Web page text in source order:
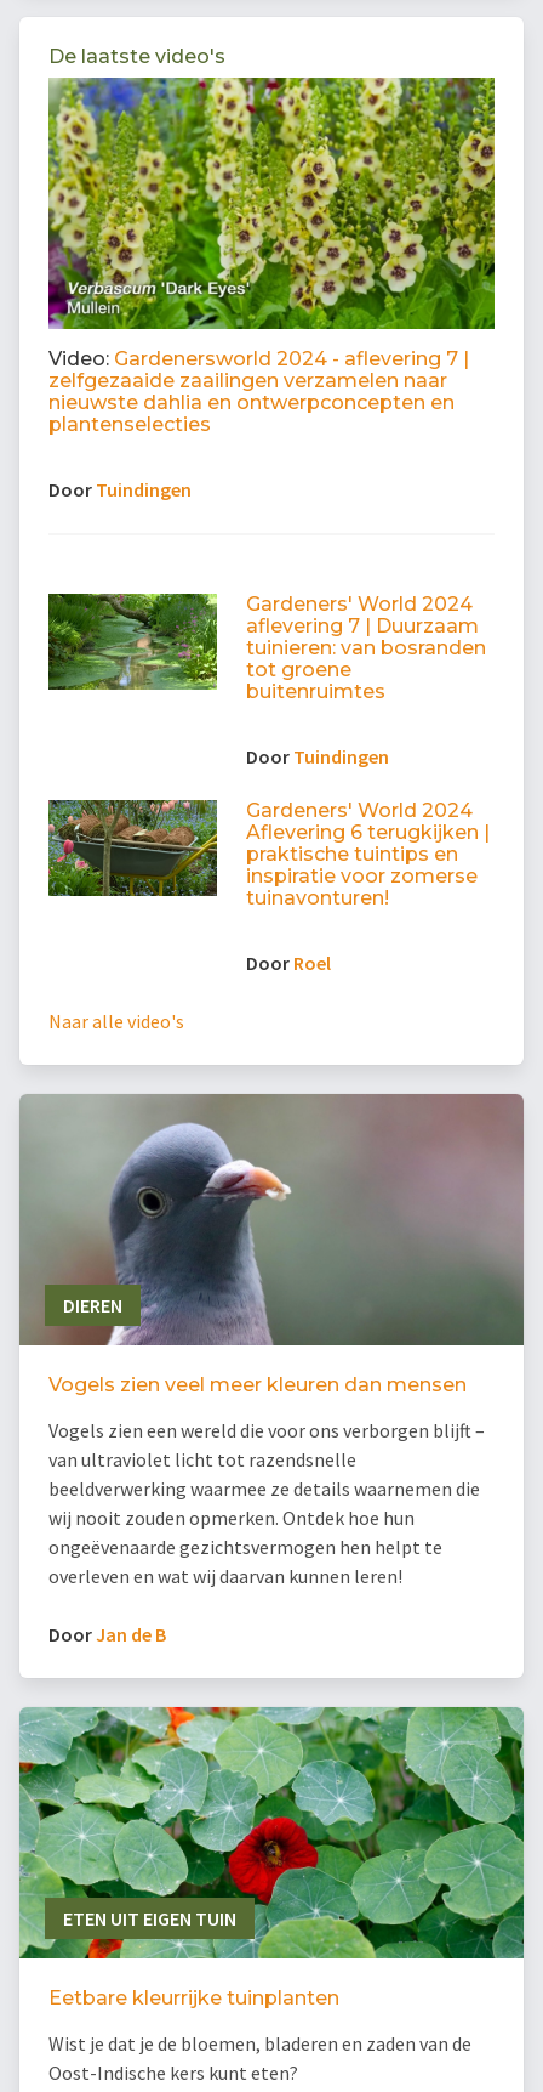
De laatste video's
Video: Gardenersworld 2024 - aflevering 7 |
zelfgezaaide zaailingen verzamelen naar
nieuwste dahlia en ontwerpconcepten en
plantenselecties
Door Tuindingen
Gardeners' World 2024
aflevering 7 | Duurzaam
tuinieren: van bosranden
tot groene
buitenruimtes
Door Tuindingen
Gardeners' World 2024
Aflevering 6 terugkijken |
praktische tuintips en
inspiratie voor zomerse
tuinavonturen!
Door Roel
Naar alle video's
DIEREN
Vogels zien veel meer kleuren dan mensen
Vogels zien een wereld die voor ons verborgen blijft –
van ultraviolet licht tot razendsnelle
beeldverwerking waarmee ze details waarnemen die
wij nooit zouden opmerken. Ontdek hoe hun
ongeëvenaarde gezichtsvermogen hen helpt te
overleven en wat wij daarvan kunnen leren!
DoorJan de B
ETEN UIT EIGEN TUIN
Eetbare kleurrijke tuinplanten
Wist je dat je de bloemen, bladeren en zaden van de
Oost-Indische kers kunt eten?